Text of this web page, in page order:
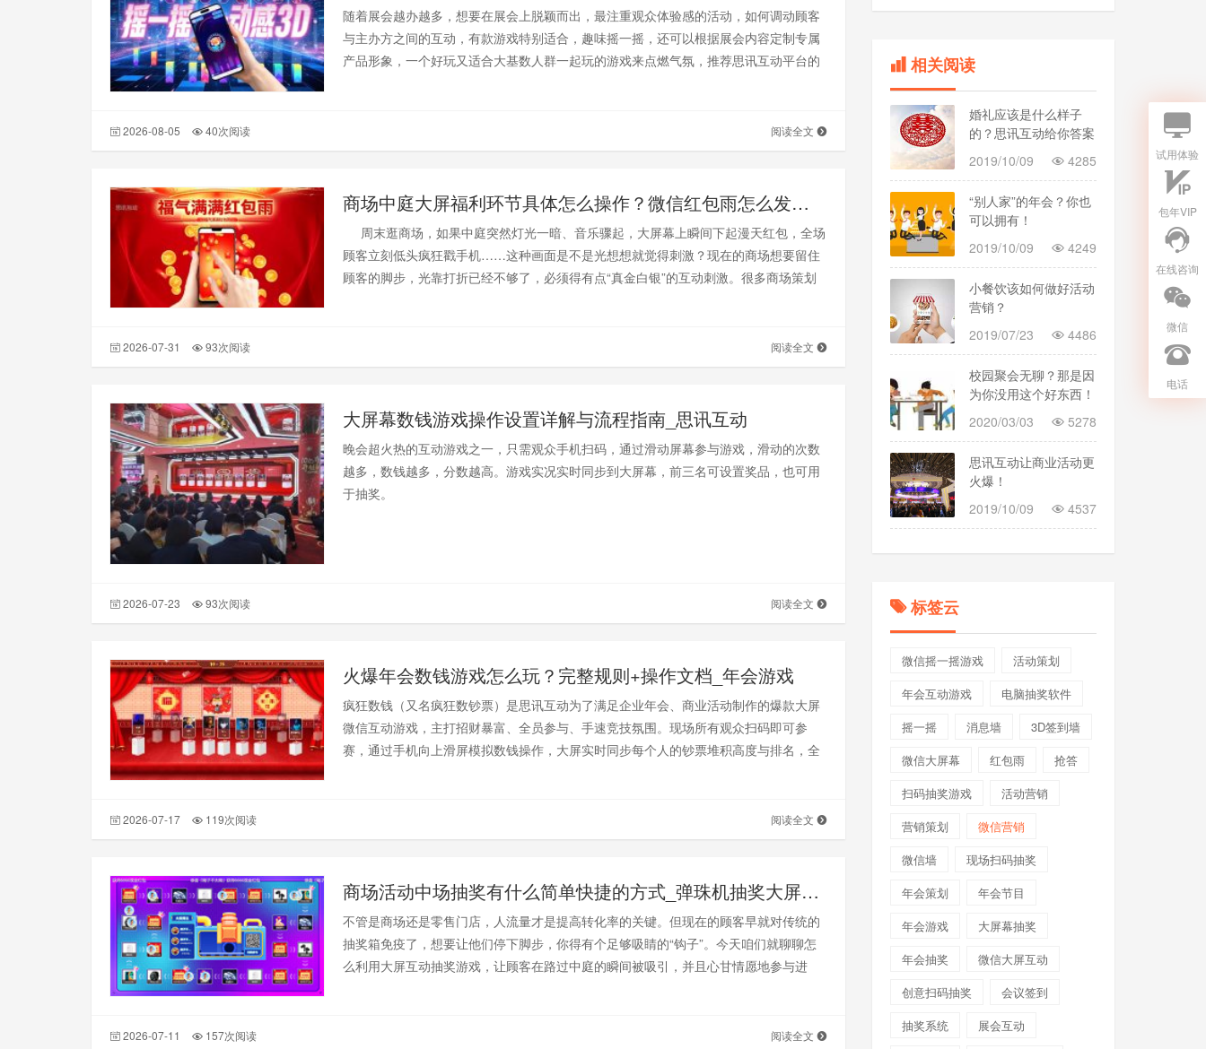
随着展会越办越多，想要在展会上脱颖而出，最注重观众体验感的活动，如何调动顾客
与主办方之间的互动，有款游戏特别适合，趣味摇一摇，还可以根据展会内容定制专属
产品形象，一个好玩又适合大基数人群一起玩的游戏来点燃气氛，推荐思讯互动平台的
2026-08-05 40次阅读 阅读全文
商场中庭大屏福利环节具体怎么操作？微信红包雨怎么发——思讯互动
周末逛商场，如果中庭突然灯光一暗、音乐骤起，大屏幕上瞬间下起漫天红包，全场
顾客立刻低头疯狂戳手机……这种画面是不是光想想就觉得刺激？现在的商场想要留住
顾客的脚步，光靠打折已经不够了，必须得有点“真金白银”的互动刺激。很多商场策划
2026-07-31 93次阅读 阅读全文
大屏幕数钱游戏操作设置详解与流程指南_思讯互动
晚会超火热的互动游戏之一，只需观众手机扫码，通过滑动屏幕参与游戏，滑动的次数
越多，数钱越多，分数越高。游戏实况实时同步到大屏幕，前三名可设置奖品，也可用
于抽奖。
2026-07-23 93次阅读 阅读全文
火爆年会数钱游戏怎么玩？完整规则+操作文档_年会游戏
疯狂数钱（又名疯狂数钞票）是思讯互动为了满足企业年会、商业活动制作的爆款大屏
微信互动游戏，主打招财暴富、全员参与、手速竞技氛围。现场所有观众扫码即可参
赛，通过手机向上滑屏模拟数钱操作，大屏实时同步每个人的钞票堆积高度与排名，全
2026-07-17 119次阅读 阅读全文
商场活动中场抽奖有什么简单快捷的方式_弹珠机抽奖大屏幕玩法
不管是商场还是零售门店，人流量才是提高转化率的关键。但现在的顾客早就对传统的
抽奖箱免疫了，想要让他们停下脚步，你得有个足够吸睛的“钩子”。今天咱们就聊聊怎
么利用大屏互动抽奖游戏，让顾客在路过中庭的瞬间被吸引，并且心甘情愿地参与进
2026-07-11 157次阅读 阅读全文
相关阅读
婚礼应该是什么样子
的？思讯互动给你答案
2019/10/09
4285
“别人家”的年会？你也
可以拥有！
2019/10/09
4249
小餐饮该如何做好活动
营销？
2019/07/23
4486
校园聚会无聊？那是因
为你没用这个好东西！
2020/03/03
5278
思讯互动让商业活动更
火爆！
2019/10/09
4537
标签云
微信摇一摇游戏
活动策划
年会互动游戏
电脑抽奖软件
摇一摇
消息墙
3D签到墙
微信大屏幕
红包雨
抢答
扫码抽奖游戏
活动营销
营销策划
微信营销
微信墙
现场扫码抽奖
年会策划
年会节目
年会游戏
大屏幕抽奖
年会抽奖
微信大屏互动
创意扫码抽奖
会议签到
抽奖系统
展会互动
试用体验
包年VIP
在线咨询
微信
电话